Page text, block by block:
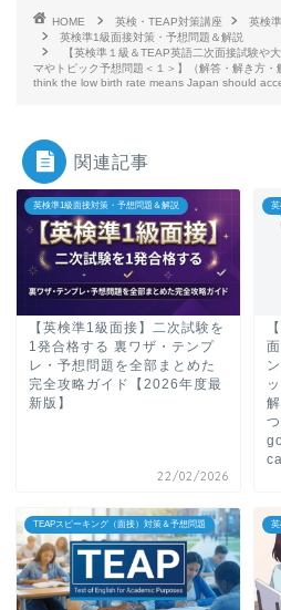
HOME 英検・TEAP対策講座
英検
英検準1級面接対策・予想問題＆解説
【英検準１級＆TEAP英語二次面接試験や
マやトピック予想問題＜１＞】（解答・解き方
think the low birth rate means Japan should
関連記事
英検準1級面接対策・予想問題＆解説
【英検準1級面接】二次試験を
1発合格する 裏ワザ・テンプ
レ・予想問題を全部まとめた
完全攻略ガイド【2026年度最
新版】
22/02/2026
英
TEAPスピーキング（面接）対策＆予想問題 英